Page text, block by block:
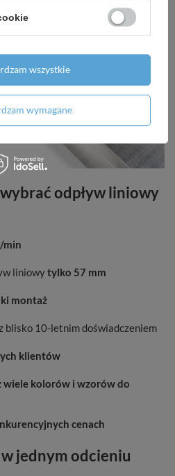
odpływ liniowy
min
liniowytylko 57 mm
montaż
blisko 10-letnim doświadczeniem
klientów
kolorów i wzorów do
cenach
jednym odcieniu
wymagane
wszystkie